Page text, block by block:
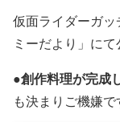
仮面ライダーガ
ミーだより」にて
●創作料理が完成
も決まりご機嫌で